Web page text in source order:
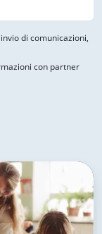
di comunicazioni,
con partner